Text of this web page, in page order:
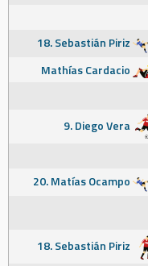
18. Sebastián Piriz
Mathías Cardacio
9. Diego Vera
20. Matías Ocampo
18. Sebastián Piriz